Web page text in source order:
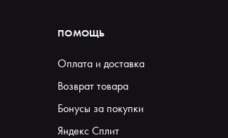
ПОМОЩЬ
Оплата и доставка
Возврат товара
Бонусы за покупки
Яндекс Сплит